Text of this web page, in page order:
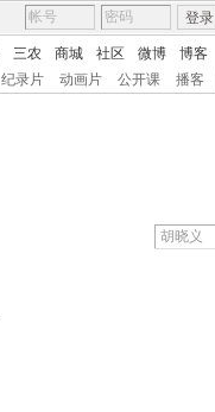
登录
三农 商城 社区 微博 博客
纪录片 动画片 公开课 播客